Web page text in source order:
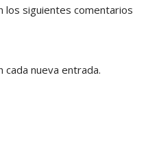
los siguientes comentarios
cada nueva entrada.